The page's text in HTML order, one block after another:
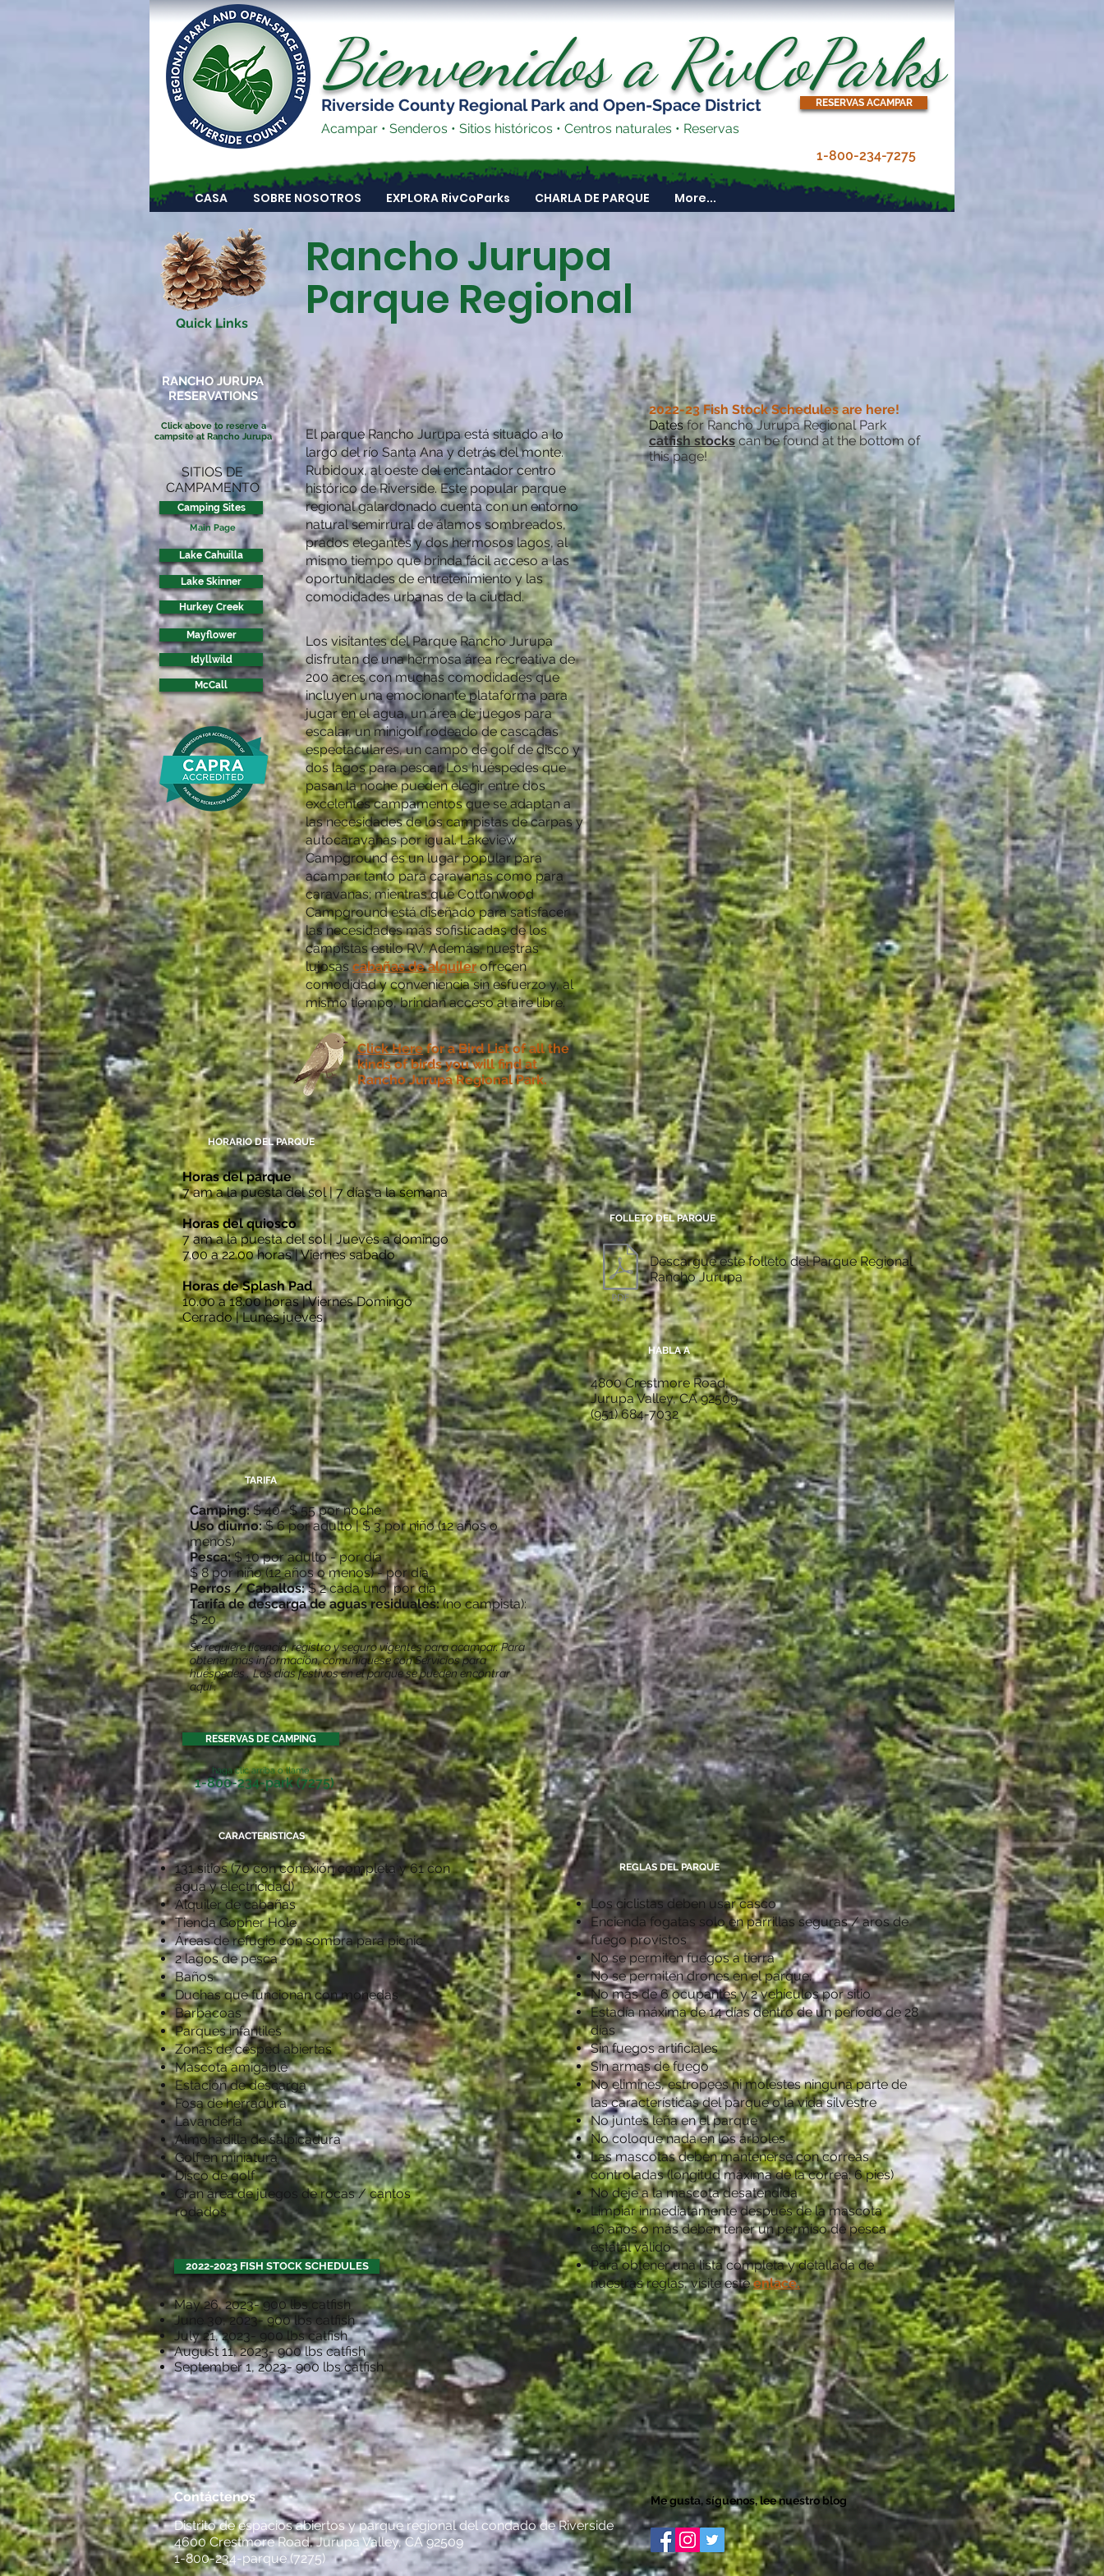
Bienvenidos a RivCoParks
1-800-234-7275
RESERVAS ACAMPAR
Riverside County Regional Park and Open-Space District
Acampar • Senderos • Sitios históricos • Centros naturales • Reservas
CASA SOBRE NOSOTROS EXPLORA RivCoParks CHARLA DE PARQUE More...
SITIOS DE
CAMPAMENTO
Camping Sites
Main Page
Lake Cahuilla
Lake Skinner
Hurkey Creek
Mayflower
Idyllwild
McCall
Rancho Jurupa
ParqueRegional
Click Herefor a Bird List of all the
kinds of birds you will find at
Rancho Jurupa Regional Park.
El parque Rancho Jurupa está situado a lo
largo del río Santa Ana y detrás del monte.
Rubidoux, al oeste del encantador centro
histórico de Riverside. Este popular parque
regional galardonado cuenta con un entorno
natural semirrural de álamos sombreados,
prados elegantes y dos hermosos lagos, al
mismo tiempo que brinda fácil acceso a las
oportunidades de entretenimiento y las
comodidades urbanas de la ciudad.
Los visitantes del Parque Rancho Jurupa
disfrutan de una hermosa área recreativa de
200 acres con muchas comodidades que
incluyen una emocionante plataforma para
jugar en el agua, un área de juegos para
escalar, un minigolf rodeado de cascadas
espectaculares, un campo de golf de disco y
dos lagos para pescar. Los huéspedes que
pasan la noche pueden elegir entre dos
excelentes campamentos que se adaptan a
las necesidades de los campistas de carpas y
autocaravanas por igual. Lakeview
Campground es un lugar popular para
acampar tanto para caravanas como para
caravanas; mientras que Cottonwood
Campground está diseñado para satisfacer
las necesidades más sofisticadas de los
campistas estilo RV. Además, nuestras
lujosascabañas de alquilerofrecen
comodidad y conveniencia sin esfuerzo y, al
mismo tiempo, brindan acceso al aire libre.
HORARIO DEL PARQUE
Click above to reserve a
campsite at Rancho Jurupa
RANCHO JURUPA
RESERVATIONS
Quick Links
2022-23 Fish Stock Schedules are here!
Datesfor Rancho Jurupa Regional Park
catfish stockscan be found at the bottom of
this page!
Horas del parque
7 am a la puesta del sol | 7 días a la semana
Horas del quiosco
7 am a la puesta del sol | Jueves a domingo
7.00 a 22.00 horas | Viernes sabado
Horas de Splash Pad
10.00 a 18.00 horas | Viernes Domingo
Cerrado | Lunes jueves
TARIFA
Camping:$ 40- $ 55 por noche
Uso diurno:$ 6 por adulto | $ 3 por niño (12 años o
menos)
Pesca:$ 10 por adulto - por día
$ 8 por niño (12 años o menos) - por día
Perros / Caballos:$ 2 cada uno, por día
Tarifa de descarga de aguas residuales:(no campista):
$ 20
Se requiere licencia, registro y seguro vigentes para acampar. Para
obtener más información, comuníquese conServicios para
huéspedes. Los días festivos en el parque se pueden encontrar
aquí.
RESERVAS DE CAMPING
haga clic arriba o llame
1-800-234-park (7275)
FOLLETO DEL PARQUE
Descargue este folleto del Parque Regional
Rancho Jurupa
HABLA A
4800 Crestmore Road,
Jurupa Valley, CA 92509
(951) 684-7032
CARACTERISTICAS
131 sitios (70 con conexión completa y 61 con
agua y electricidad)
Alquiler de cabañas
Tienda Gopher Hole
Áreas de refugio con sombra para picnic
2 lagos de pesca
Baños
Duchas que funcionan con monedas
Barbacoas
Parques infantiles
Zonas de césped abiertas
Mascota amigable
Estación de descarga
Fosa de herradura
Lavandería
Almohadilla de salpicadura
Golf en miniatura
Disco de golf
Gran área de juegos de rocas / cantos
rodados
REGLAS DEL PARQUE
Los ciclistas deben usar casco
Encienda fogatas solo en parrillas seguras / aros de
fuego provistos
No se permiten fuegos a tierra
No se permiten drones en el parque.
No más de 6 ocupantes y 2 vehículos por sitio
Estadía máxima de 14 días dentro de un período de 28
días
Sin fuegos artificiales
Sin armas de fuego
No elimines, estropees ni molestes ninguna parte de
las características del parque o la vida silvestre
No juntes leña en el parque
No coloque nada en los árboles
Las mascotas deben mantenerse con correas
controladas (longitud máxima de la correa: 6 pies)
No deje a la mascota desatendida
Limpiar inmediatamente después de la mascota
16 años o más deben tener un permiso de pesca
estatal válido
Para obtener una lista completa y detallada de
nuestras reglas, visite esteenlace.
2022-2023 FISH STOCK SCHEDULES
May 26, 2023- 900 lbs catfish
June 30, 2023- 900 lbs catfish
July 21, 2023- 900 lbs catfish
August 11, 2023- 900 lbs catfish
September 1, 2023- 900 lbs catfish
Contáctenos Me gusta, síguenos, lee nuestro blog
Distrito de espacios abiertos y parque regional del condado de Riverside
4600 Crestmore Road, Jurupa Valley, CA 92509
1-800-234-parque (7275)